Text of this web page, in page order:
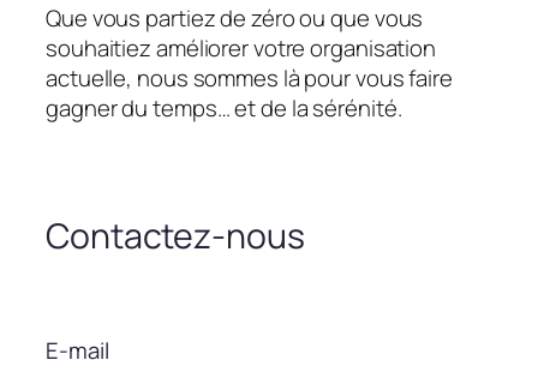
Que vous partiez de zéro ou que vous
souhaitiez améliorer votre organisation
actuelle, nous sommes là pour vous faire
gagner du temps… et de la sérénité.
Contactez-nous
E-mail